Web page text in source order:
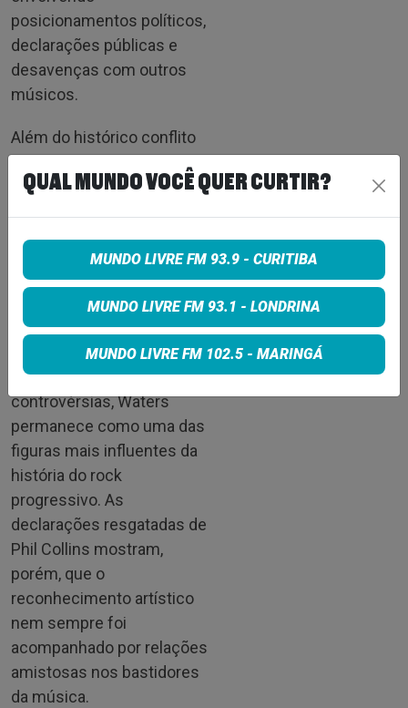
posicionamentos políticos,
declarações públicas e
desavenças com outros
músicos.
Além do histórico conflito
banda, David Gilmour, o
trocas de críticas com
nomes como David
Draiman, Thom Yorke e
integrantes da família de
Ozzy Osbourne.
Mesmo diante dessas
controvérsias, Waters
permanece como uma das
figuras mais influentes da
história do rock
progressivo. As
declarações resgatadas de
Phil Collins mostram,
porém, que o
reconhecimento artístico
nem sempre foi
acompanhado por relações
amistosas nos bastidores
da música.
QUAL MUNDO VOCÊ QUER CURTIR?
MUNDO LIVRE FM 93.9 - CURITIBA
MUNDO LIVRE FM 93.1 - LONDRINA
MUNDO LIVRE FM 102.5 - MARINGÁ